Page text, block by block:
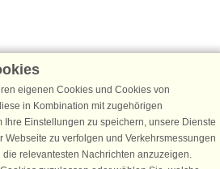
Ferienhaus-Fans an
von 25 € für Ihren nächsten
sich einfach für den DanCenter Newsletter
exklusive Angebote, Gewinnspiele und
eigenen Cookies und Cookies von
in Kombination mit zugehörigen
Einstellungen zu speichern, unsere Dienste
Webseite zu verfolgen und Verkehrsmessungen
relevantesten Nachrichten anzuzeigen.